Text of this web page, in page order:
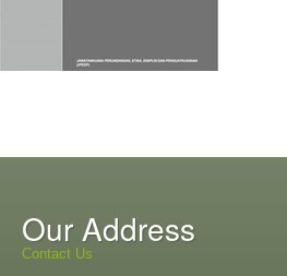
Our Address
Contact Us